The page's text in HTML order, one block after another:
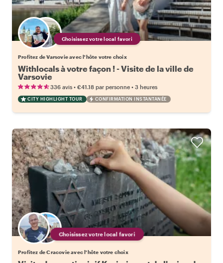
Choisissez votre local favori
Profitez de Varsovie avec l'hôte votre choix
Withlocals à votre façon ! - Visite de la ville de
Varsovie
336 avis • €41.18 par personne • 3 heures
CITY HIGHLIGHT TOUR CONFIRMATION INSTANTANÉE
Choisissez votre local favori
Profitez de Cracovie avec l'hôte votre choix